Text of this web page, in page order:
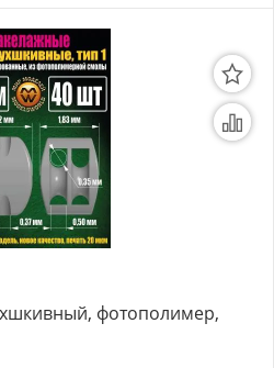
пород
фотополимер,